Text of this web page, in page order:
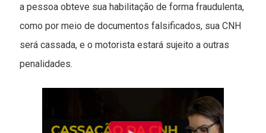
a pessoa obteve sua habilitação de forma fraudulenta,
como por meio de documentos falsificados, sua CNH
será cassada, e o motorista estará sujeito a outras
penalidades.